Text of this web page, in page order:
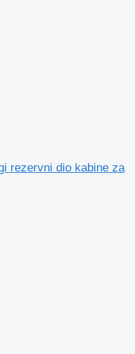
rezervni dio kabine za